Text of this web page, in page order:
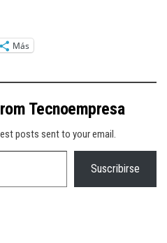
Más
Tecnoempresa
posts sent to your email.
Suscribirse